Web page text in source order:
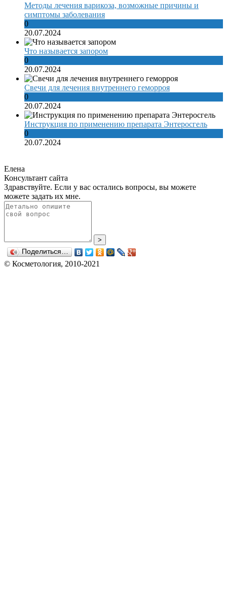
Методы лечения варикоза, возможные причины и
симптомы заболевания
0
20.07.2024
Что называется запором
0
20.07.2024
Свечи для лечения внутреннего геморроя
0
20.07.2024
Инструкция по применению препарата Энтеросгель
0
20.07.2024
Елена
Консультант сайта
Здравствуйте. Если у вас остались вопросы, вы можете
можете задать их мне.
>
Поделиться…
© Косметология, 2010-2021